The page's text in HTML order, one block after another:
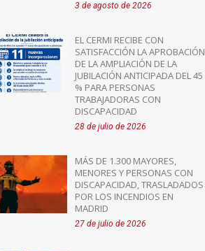
3 de agosto de 2026
EL CERMI RECIBE CON
SATISFACCIÓN LA APROBACIÓN
DE LA AMPLIACIÓN DE LA
JUBILACIÓN ANTICIPADA DEL 45
% PARA PERSONAS
TRABAJADORAS CON
DISCAPACIDAD
28 de julio de 2026
MÁS DE 1.300 MAYORES,
MENORES Y PERSONAS CON
DISCAPACIDAD, TRASLADADOS
POR LOS INCENDIOS EN
MADRID
27 de julio de 2026